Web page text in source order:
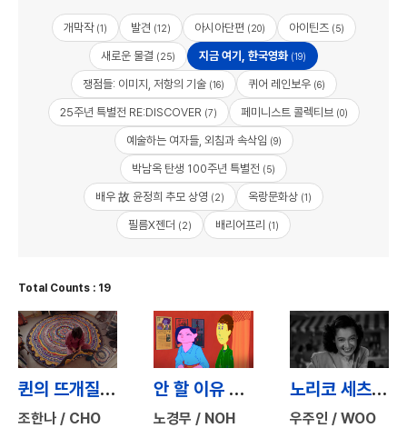
개막작(1) 발견 (12) 아시아단편 (20) 아이틴즈(5)
새로운 물결 (25) 지금 여기, 한국영화 (19)
쟁점들: 이미지, 저항의 기술(16) 퀴어 레인보우(6)
25주년 특별전 RE:DISCOVER (7) 페미니스트 콜렉티브(0)
예술하는 여자들, 외침과 속삭임 (9)
박남옥 탄생 100주년 특별전 (5)
배우 故 윤정희 추모 상영 (2) 옥랑문화상 (1)
필름X젠더 (2) 배리어프리 (1)
Total Counts : 19
퀸의 뜨개질 / Queen’s Crochet
조한나 / CHO
안 할 이유 없는 임신 / How to Get Your Man Pregnant
노경무 / NOH
노리코 세츠코 / Noriko Setsuko
우주인 / WOO